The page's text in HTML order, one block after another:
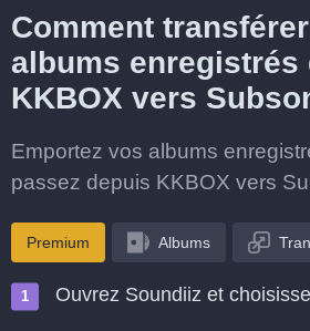
Comment
albums enregistrés
KKBOX vers
Emportez vos albums
passez depuis KKBOX vers
Premium Albums
Ouvrez Soundiiz et